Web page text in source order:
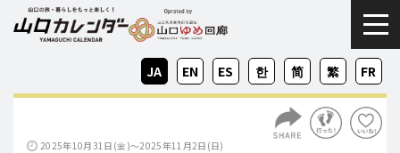
ZH-
CN
ZH-
TW
EN FR
JA KO
ES
2025年10月31日(金)～2025年11月2日(日)